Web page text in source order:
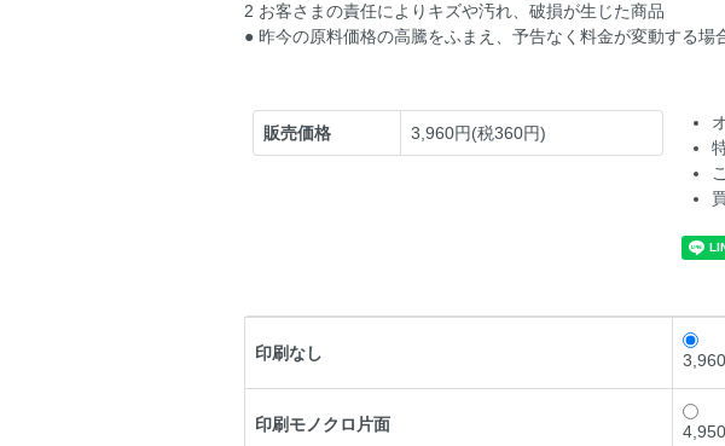
2 お客さまの責任によりキズや汚れ、破損が生じた商品
● 昨今の原料価格の高騰をふまえ、予告なく料金が変動する場
販売価格 3,960円(税360円)
印刷なし
印刷モノクロ片面